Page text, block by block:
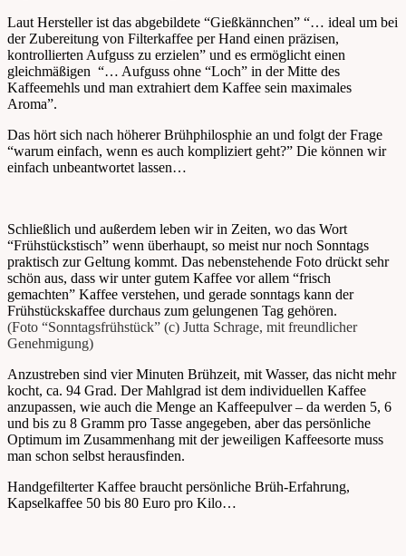
Laut Hersteller ist das abgebildete “Gießkännchen” “… ideal um bei
der Zubereitung von Filterkaffee per Hand einen präzisen,
kontrollierten Aufguss zu erzielen” und es ermöglicht einen
gleichmäßigen “… Aufguss ohne “Loch” in der Mitte des
Kaffeemehls und man extrahiert dem Kaffee sein maximales
Aroma”.
Das hört sich nach höherer Brühphilosphie an und folgt der Frage
“warum einfach, wenn es auch kompliziert geht?” Die können wir
einfach unbeantwortet lassen…
Schließlich und außerdem leben wir in Zeiten, wo das Wort
“Frühstückstisch” wenn überhaupt, so meist nur noch Sonntags
praktisch zur Geltung kommt. Das nebenstehende Foto drückt sehr
schön aus, dass wir unter gutem Kaffee vor allem “frisch
gemachten” Kaffee verstehen, und gerade sonntags kann der
Frühstückskaffee durchaus zum gelungenen Tag gehören.
(Foto “Sonntagsfrühstück” (c) Jutta Schrage, mit freundlicher
Genehmigung)
Anzustreben sind vier Minuten Brühzeit, mit Wasser, das nicht mehr
kocht, ca. 94 Grad. Der Mahlgrad ist dem individuellen Kaffee
anzupassen, wie auch die Menge an Kaffeepulver – da werden 5, 6
und bis zu 8 Gramm pro Tasse angegeben, aber das persönliche
Optimum im Zusammenhang mit der jeweiligen Kaffeesorte muss
man schon selbst herausfinden.
Handgefilterter Kaffee braucht persönliche Brüh-Erfahrung,
Kapselkaffee 50 bis 80 Euro pro Kilo…